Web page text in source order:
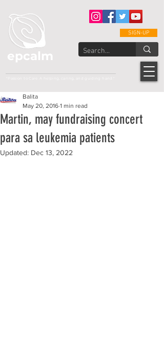
epcalm
SIGN-UP
Martin, may fundraising concert
para sa leukemia patients
Balita
May 20, 2016 1 min read
Updated: Dec 13, 2022